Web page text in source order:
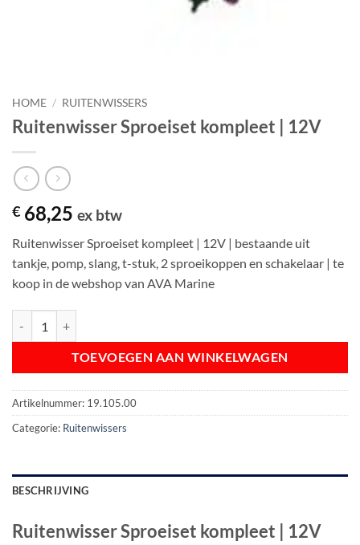
HOME / RUITENWISSERS
Ruitenwisser Sproeiset kompleet | 12V
€ 68,25 ex btw
Ruitenwisser Sproeiset kompleet | 12V | bestaande uit
tankje, pomp, slang, t-stuk, 2 sproeikoppen en schakelaar | te
koop in de webshop van AVA Marine
TOEVOEGEN AAN WINKELWAGEN
Artikelnummer: 19.105.00
Categorie: Ruitenwissers
BESCHRIJVING
Ruitenwisser Sproeiset kompleet | 12V